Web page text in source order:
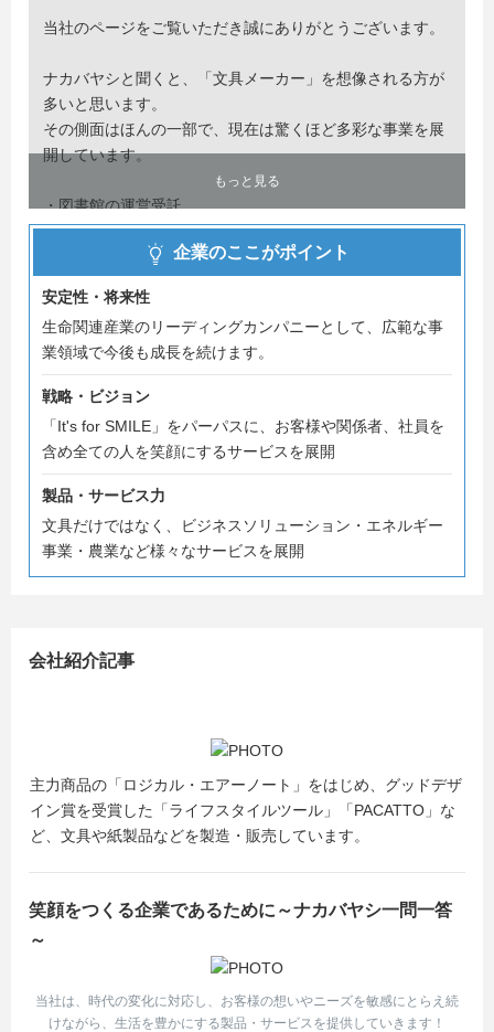
当社のページをご覧いただき誠にありがとうございます。
ナカバヤシと聞くと、「文具メーカー」を想像される方が
多いと思います。
その側面はほんの一部で、現在は驚くほど多彩な事業を展
開しています。
・図書館の運営受託
・自社アプリの開発
・生徒手帳の作成
・完全オーダーメイドのシュレッダー
・農業（にんにくの生産）
・エネルギー事業（太陽光・バイオマス発電）
・お祭りのプロデュース
説明会では、上記のような皆さんが知らない当社のことを
余すことなくお伝えしております！
ベンチャーマインドを持ち、「1＋1」＝∞を生み出す、
エントリーお願い致します！
もっと見る
企業のここがポイント
安定性・将来性
生命関連産業のリーディングカンパニーとして、広範な事
業領域で今後も成長を続けます。
戦略・ビジョン
「It's for SMILE」をパーパスに、お客様や関係者、社員を
含め全ての人を笑顔にするサービスを展開
製品・サービス力
文具だけではなく、ビジネスソリューション・エネルギー
事業・農業など様々なサービスを展開
会社紹介記事
主力商品の「ロジカル・エアーノート」をはじめ、グッドデザ
イン賞を受賞した「ライフスタイルツール」「PACATTO」な
ど、文具や紙製品などを製造・販売しています。
笑顔をつくる企業であるために～ナカバヤシ一問一答
～
当社は、時代の変化に対応し、お客様の想いやニーズを敏感にとらえ続
けながら、生活を豊かにする製品・サービスを提供していきます！